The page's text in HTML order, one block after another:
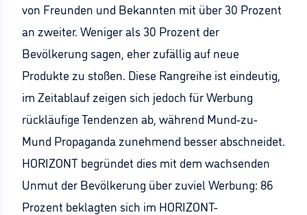
von Freunden und Bekannten mit über 30 Prozent
an zweiter. Weniger als 30 Prozent der
Bevölkerung sagen, eher zufällig auf neue
Produkte zu stoßen. Diese Rangreihe ist eindeutig,
im Zeitablauf zeigen sich jedoch für Werbung
rückläufige Tendenzen ab, während Mund-zu-
Mund Propaganda zunehmend besser abschneidet.
HORIZONT begründet dies mit dem wachsenden
Unmut der Bevölkerung über zuviel Werbung: 86
Prozent beklagten sich im HORIZONT-